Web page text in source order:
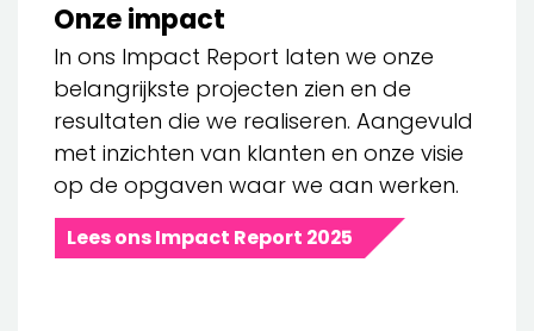
Onze impact
In ons Impact Report laten we onze
belangrijkste projecten zien en de
resultaten die we realiseren. Aangevuld
met inzichten van klanten en onze visie
op de opgaven waar we aan werken.
Lees ons Impact Report 2025